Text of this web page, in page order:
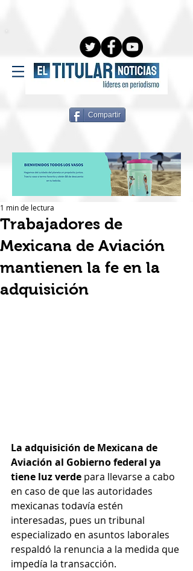
Compartir
Trabajadores de
Mexicana de Aviación
mantienen la fe en la
adquisición
1 min de lectura
La adquisición de Mexicana de
Aviación al Gobierno federal ya
tiene luz verde para llevarse a cabo
en caso de que las autoridades
mexicanas todavía estén
interesadas, pues un tribunal
especializado en asuntos laborales
respaldó la renuncia a la medida que
impedía la transacción.